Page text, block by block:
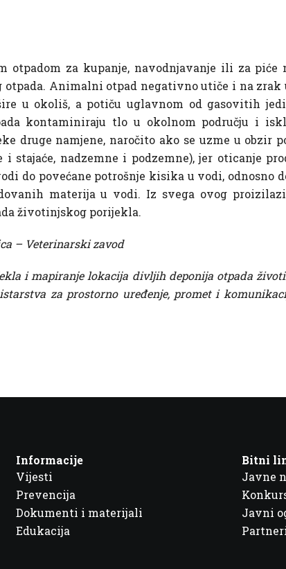
otpadom za kupanje, navodnjavanje ili za piće
Animalni otpad negativno utiče i na zrak
u okoliš, a potiču uglavnom od gasovitih
kontaminiraju tlo u okolnom području i
druge namjene, naročito ako se uzme u obzir
nadzemne i podzemne), jer oticanje
do povećane potrošnje kisika u vodi, odnosno
materija u vodi. Iz svega ovog
životinjskog porijekla.
– Veterinarski zavod
i mapiranje lokacija divljih deponija otpada
za prostorno uređenje, promet i
Informacije
Vijesti
Prevencija
Dokumenti i materijali
Edukacija
Bitni
Javne
Javni